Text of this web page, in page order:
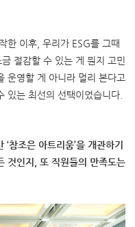
한 이후, 우리가 ESG를 그때
절감할 수 있는 게 뭔지 고민
운영할 게 아니라 멀리 본다고
있는 최선의 선택이었습니다.
참조은 아트리움’을 개관하기
것인지, 또 직원들의 만족도는